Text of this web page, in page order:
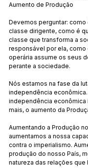
Aumento de Produção
Devemos perguntar: como
classe dirigente, como é
classe que transforma a
responsável por ela, como
operária assume os seus
perante a sociedade.
Nós estamos na fase da
independência econômica.
independência econômica
mais, o aumento da
Aumentando a Produção
aumentamos a nossa
contra o imperialismo.
produção do nosso País,
natureza das relações que